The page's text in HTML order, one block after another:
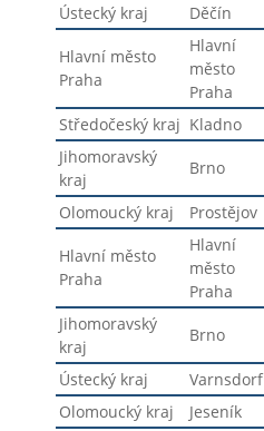
Ústecký kraj
Děčín
Hlavní město
Praha
Hlavní
město
Praha
Středočeský kraj Kladno
Jihomoravský
kraj
Brno
Olomoucký kraj
Prostějov
Hlavní město
Praha
Hlavní
město
Praha
Jihomoravský
kraj
Brno
Ústecký kraj Varnsdorf
Olomoucký kraj
Jeseník